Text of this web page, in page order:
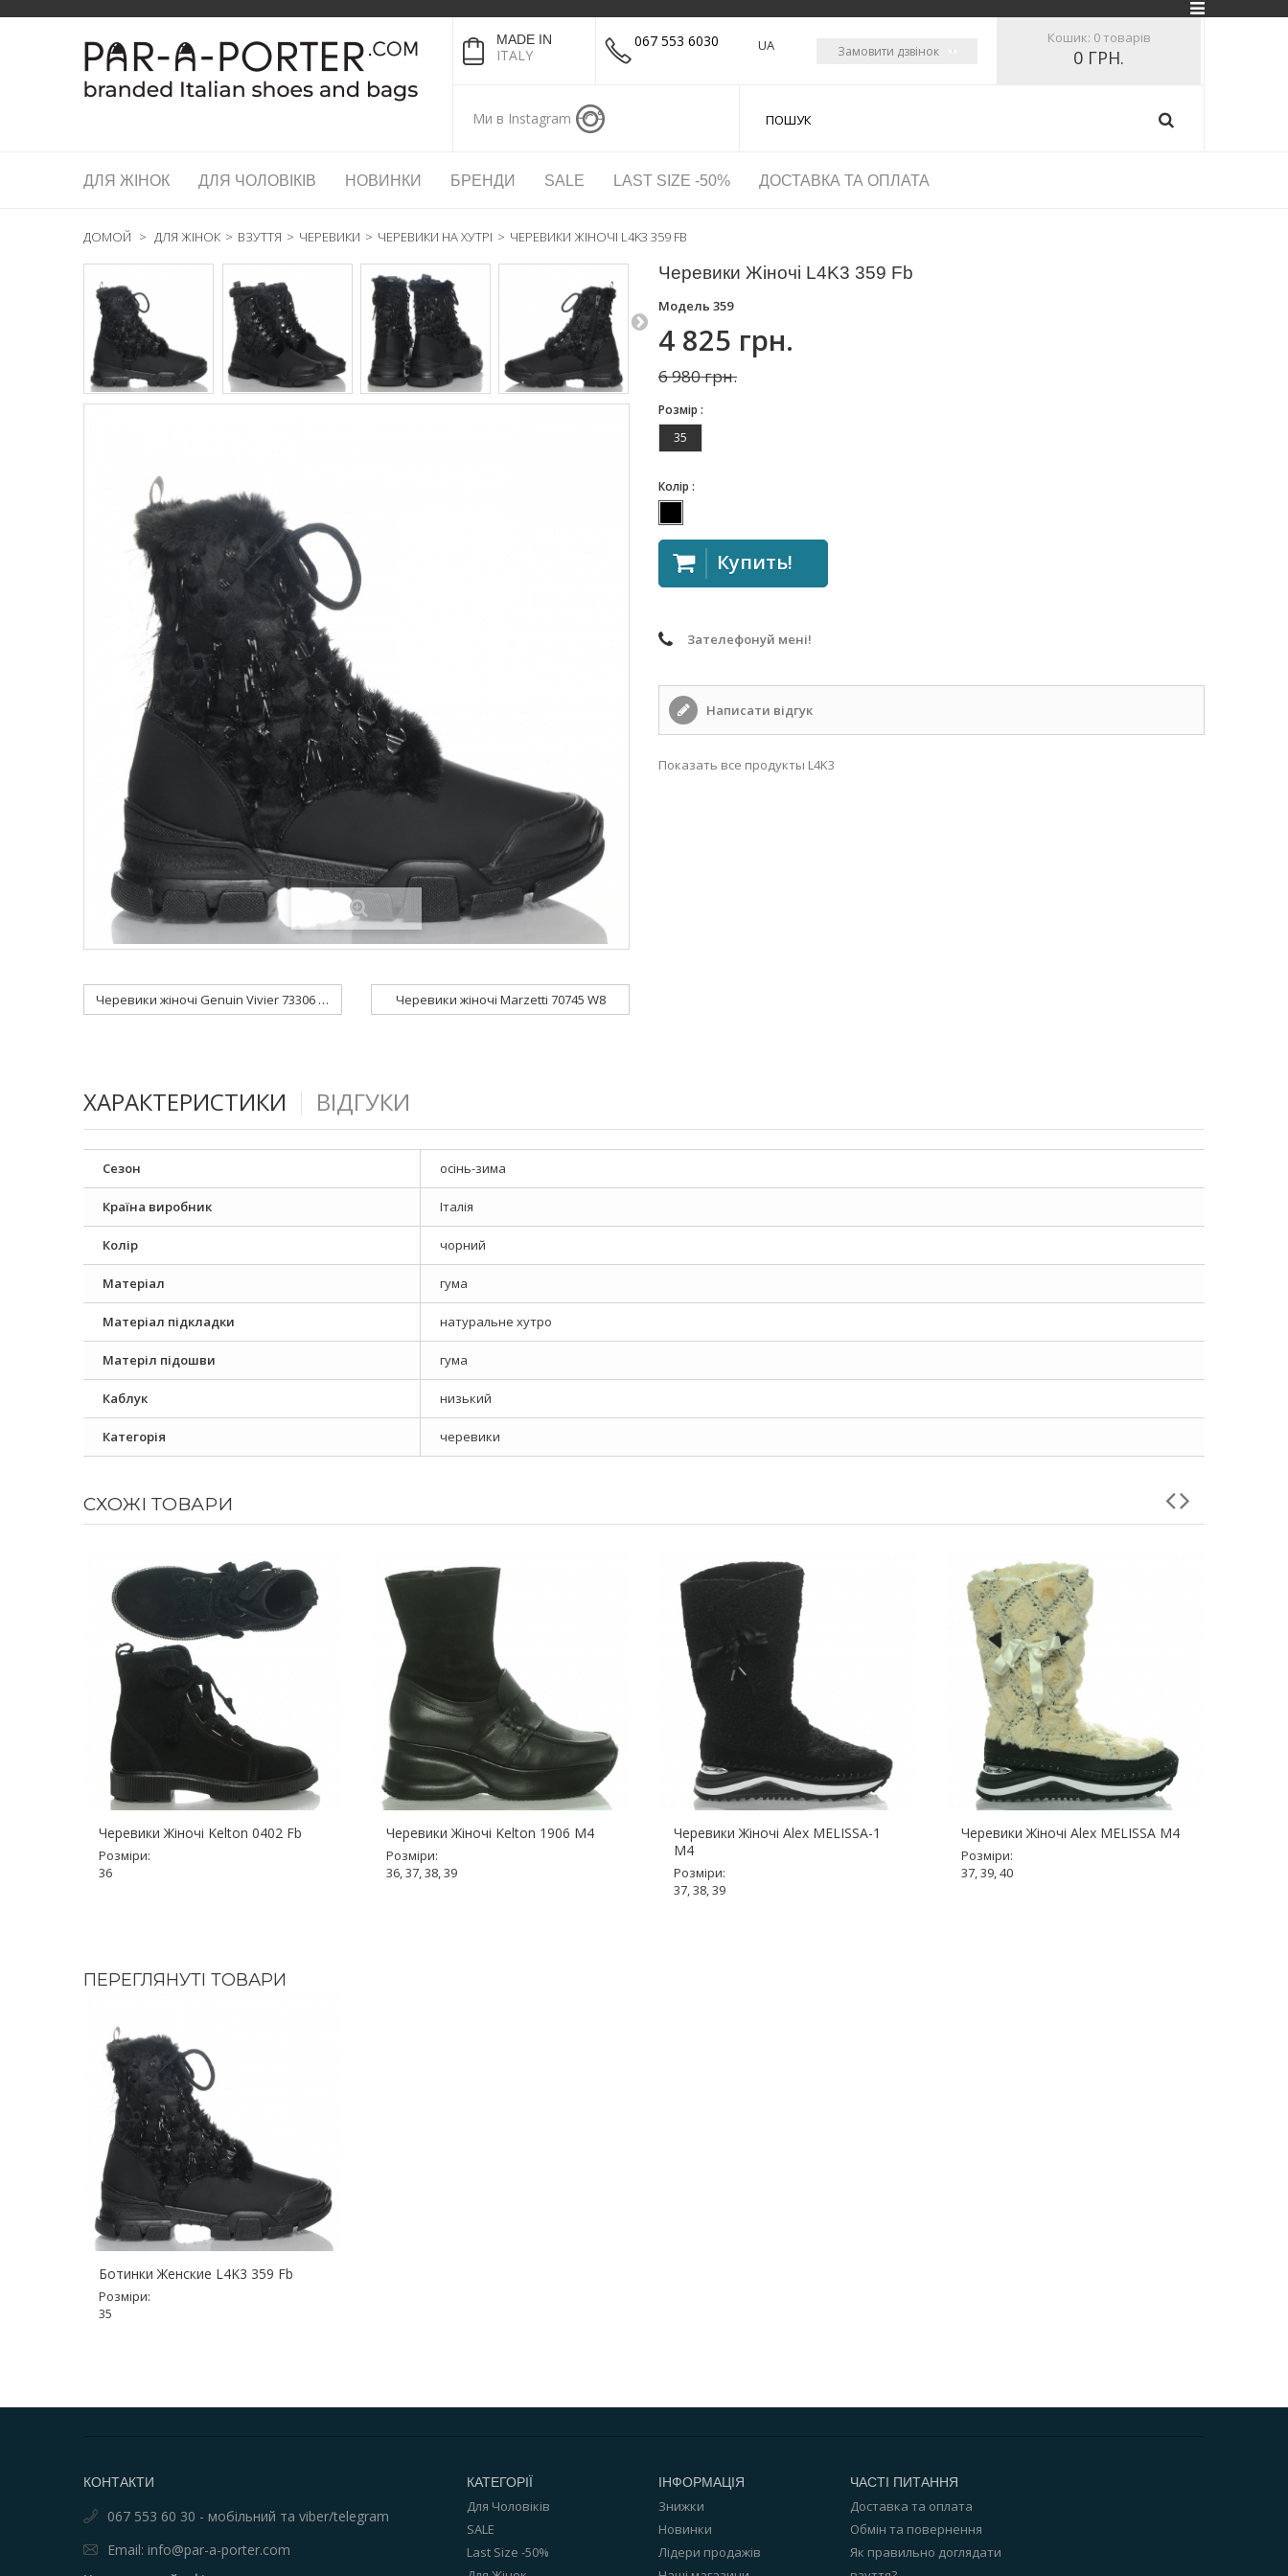
MADE IN
ITALY
067 553 6030
Ми в Instagram
UA Замовити дзвінок
Кошик: 0 товарів
0 ГРН.
ДЛЯ ЖІНОК ДЛЯ ЧОЛОВІКІВ НОВИНКИ БРЕНДИ SALE LAST SIZE -50% ДОСТАВКА ТА ОПЛАТА
ДОМОЙ > ДЛЯ ЖІНОК > ВЗУТТЯ > ЧЕРЕВИКИ > ЧЕРЕВИКИ НА ХУТРІ > ЧЕРЕВИКИ ЖІНОЧІ L4K3 359 FB
Черевики жіночі Genuin Vivier 73306 Fb Черевики жіночі Marzetti 70745 W8
Черевики Жіночі L4K3 359 Fb
Модель 359
4 825 грн.
6 980 грн.
Розмір :
35
Колір :
Купить!
Зателефонуй мені!
Написати відгук
Показать все продукты L4K3
ХАРАКТЕРИСТИКИ ВІДГУКИ
Сезон осінь-зима
Країна виробник Італія
Колір чорний
Матеріал гума
Матеріал підкладки натуральне хутро
Матеріл підошви гума
Каблук низький
Категорія черевики
СХОЖІ ТОВАРИ
Черевики Жіночі Kelton 0402 Fb
Розміри:
36
Черевики Жіночі Kelton 1906 М4
Розміри:
36, 37, 38, 39
Черевики Жіночі Alex MELISSA-1
М4
Розміри:
37, 38, 39
Черевики Жіночі Alex MELISSA М4
Розміри:
37, 39, 40
ПЕРЕГЛЯНУТІ ТОВАРИ
Ботинки Женские L4K3 359 Fb
Розміри:
35
КОНТАКТИ
067 553 60 30 - мобільний та viber/telegram
Email: info@par-a-porter.com
КАТЕГОРІЇ
Для Чоловіків
SALE
Last Size -50%
ІНФОРМАЦІЯ
Знижки
Новинки
Лідери продажів
ЧАСТІ ПИТАННЯ
Доставка та оплата
Обмін та повернення
Як правильно доглядати